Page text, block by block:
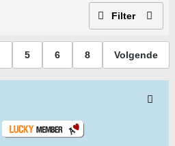
Filter
5 6 8 Volgende